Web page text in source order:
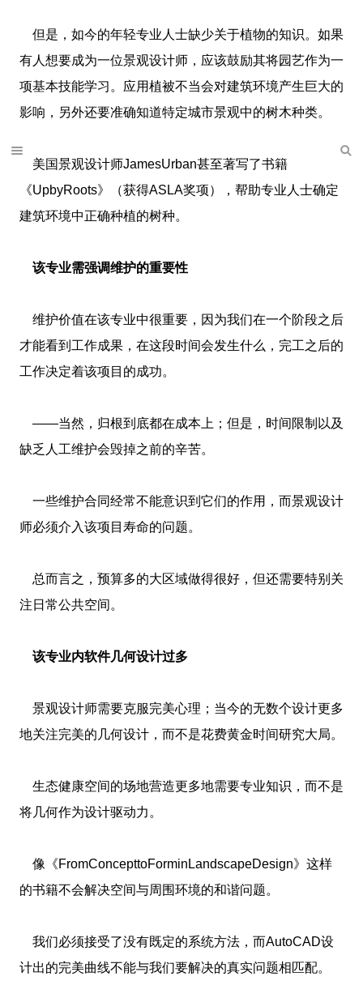
但是，如今的年轻专业人士缺少关于植物的知识。如果
有人想要成为一位景观设计师，应该鼓励其将园艺作为一
项基本技能学习。应用植被不当会对建筑环境产生巨大的
影响，另外还要准确知道特定城市景观中的树木种类。
美国景观设计师JamesUrban甚至著写了书籍
《UpbyRoots》（获得ASLA奖项），帮助专业人士确定
建筑环境中正确种植的树种。
该专业需强调维护的重要性
维护价值在该专业中很重要，因为我们在一个阶段之后
才能看到工作成果，在这段时间会发生什么，完工之后的
工作决定着该项目的成功。
——当然，归根到底都在成本上；但是，时间限制以及
缺乏人工维护会毁掉之前的辛苦。
一些维护合同经常不能意识到它们的作用，而景观设计
师必须介入该项目寿命的问题。
总而言之，预算多的大区域做得很好，但还需要特别关
注日常公共空间。
该专业内软件几何设计过多
景观设计师需要克服完美心理；当今的无数个设计更多
地关注完美的几何设计，而不是花费黄金时间研究大局。
生态健康空间的场地营造更多地需要专业知识，而不是
将几何作为设计驱动力。
像《FromConcepttoForminLandscapeDesign》这样
的书籍不会解决空间与周围环境的和谐问题。
我们必须接受了没有既定的系统方法，而AutoCAD设
计出的完美曲线不能与我们要解决的真实问题相匹配。